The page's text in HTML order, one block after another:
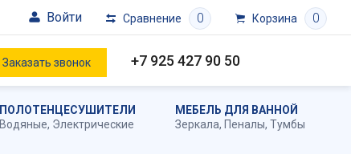
Войти Сравнение 0 Корзина 0
Заказать звонок +7 925 427 90 50
ПОЛОТЕНЦЕСУШИТЕЛИ
Водяные, Электрические
МЕБЕЛЬ ДЛЯ ВАННОЙ
Зеркала, Пеналы, Тумбы